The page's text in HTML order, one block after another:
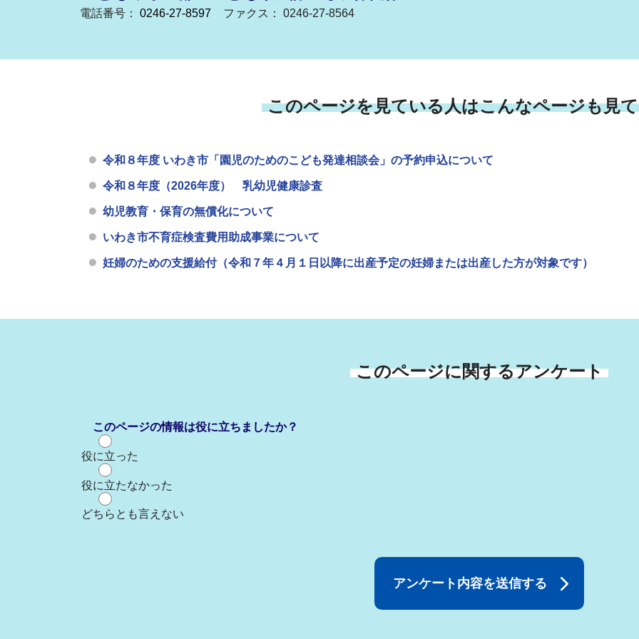
電話番号： 0246-27-8597 ファクス： 0246-27-8564
このページを見ている人はこんなページも見
令和８年度 いわき市「園児のためのこども発達相談会」の予約申込について
令和８年度（2026年度） 乳幼児健康診査
幼児教育・保育の無償化について
いわき市不育症検査費用助成事業について
妊婦のための支援給付（令和７年４月１日以降に出産予定の妊婦または出産した方が対象です）
このページに関するアンケート
このページの情報は役に立ちましたか？
役に立った
役に立たなかった
どちらとも言えない